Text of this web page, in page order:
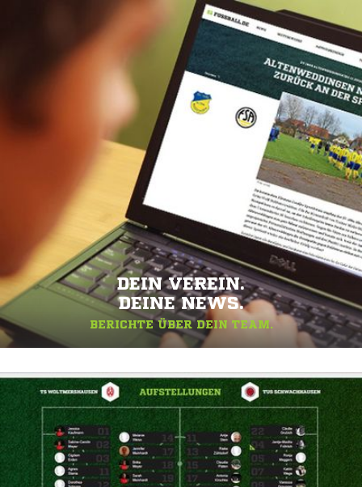
DEIN VEREIN.
DEINE NEWS.
BERICHTE ÜBER DEIN TEAM.